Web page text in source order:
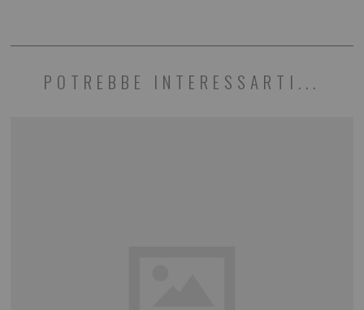
POTREBBE INTERESSARTI...